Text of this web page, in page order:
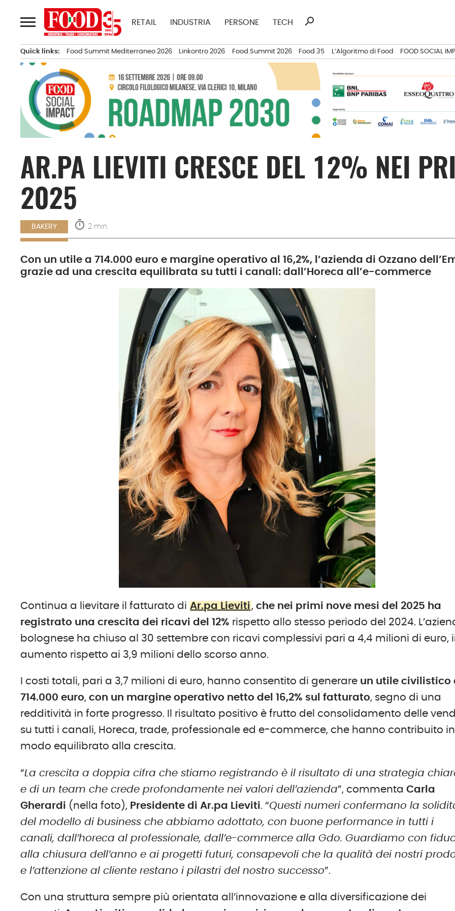
al
contenuto
RETAIL INDUSTRIA PERSONE TECH
Ricerca
search
Quick links: Food Summit Mediterraneo 2026 Linkontro 2026 Food Summit 2026 Food 35 L’Algoritmo di Food FOOD SOCIAL
AR.PA LIEVITI CRESCE DEL 12% NEI
2025
BAKERY timer 2 min.
Con un utile a 714.000 euro e margine operativo al 16,2%, l’azienda di Ozzano
grazie ad una crescita equilibrata su tutti i canali: dall’Horeca all’e-commerce
Continua a lievitare il fatturato di Ar.pa Lieviti , che nei primi nove mesi del 2025 ha
registrato una crescita dei ricavi del 12% rispetto allo stesso periodo del 2024.
bolognese ha chiuso al 30 settembre con ricavi complessivi pari a 4,4 milioni di euro,
aumento rispetto ai 3,9 milioni dello scorso anno.
I costi totali, pari a 3,7 milioni di euro, hanno consentito di generare un utile civilistico
714.000 euro,con un margine operativo netto del 16,2% sul fatturato, segno di una
redditività in forte progresso. Il risultato positivo è frutto del consolidamento delle
su tutti i canali, Horeca, trade, professionale ed e-commerce, che hanno contribuito in
modo equilibrato alla crescita.
“La crescita a doppia cifra che stiamo registrando è il risultato di una strategia
e di un team che crede profondamente nei valori dell’azienda”, commentaCarla
Gherardi (nella foto), Presidente di Ar.pa Lieviti. “Questi numeri confermano la
del modello di business che abbiamo adottato, con buone performance in tutti i
canali, dall’horeca al professionale, dall’e-commerce alla Gdo. Guardiamo con
alla chiusura dell’anno e ai progetti futuri, consapevoli che la qualità dei nostri
e l’attenzione al cliente restano i pilastri del nostro successo”.
Con una struttura sempre più orientata all’innovazione e alla diversificazione dei